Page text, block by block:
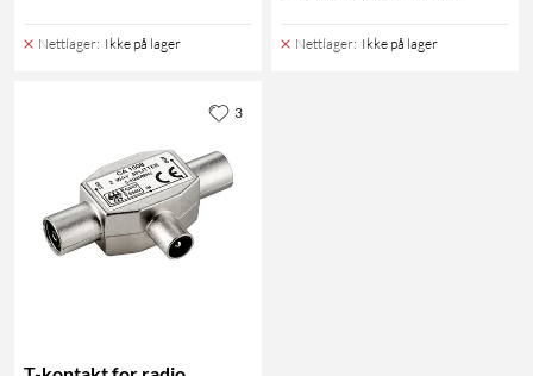
Nettlager: Ikke på lager Nettlager: Ikke på lager
3